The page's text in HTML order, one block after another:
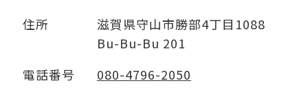
住所
滋賀県守山市勝部4丁目1088
Bu-Bu-Bu 201
電話番号
080-4796-2050